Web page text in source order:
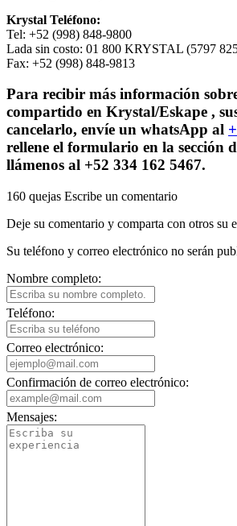
Krystal Teléfono:
Tel: +52 (998) 848-9800
Lada sin costo: 01 800 KRYSTAL (5797
Fax: +52 (998) 848-9813
Para recibir más información
compartido en Krystal/Eskape ,
cancelarlo, envíe un whatsApp al
rellene el formulario en la sección
llámenos al +52 334 162 5467.
160 quejas Escribe un comentario
Deje su comentario y comparta con otros su
Su teléfono y correo electrónico no serán
Nombre completo:
Teléfono:
Correo electrónico:
Confirmación de correo electrónico:
Mensajes: